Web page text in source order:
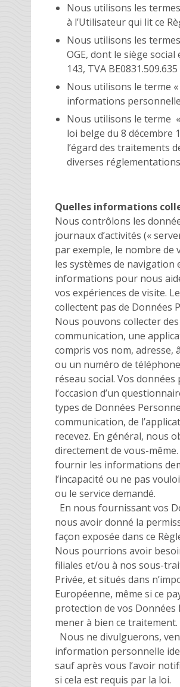
Nous utilisons les
à l’Utilisateur qui lit ce
Nous utilisons les
OGE, dont le siège social
143, TVA
Nous utilisons le terme
informations
Nous utilisons le terme
loi belge du 8 décembre
l’égard des traitements
diverses
Quelles informations
Nous contrôlons les
journaux d’activités («
par exemple, le nombre de
les systèmes de
informations pour nous
vos expériences de visite.
collectent pas de Données
Nous pouvons collecter
communication, une
compris vos nom, adresse,
ou un numéro de
réseau social. Vos
l’occasion d’un
types de Données
communication, de
recevez. En général, nous
directement de vous-
fournir les informations
l’incapacité ou ne pas
ou le service demandé.
En nous fournissant vos
nous avoir donné la
façon exposée dans ce
Nous pourrions avoir
filiales et/ou à nos sous-
Privée, et situés dans
Européenne, même si ce
protection de vos
mener à bien ce traitement.
Nous ne divulguerons,
information personnelle
sauf après vous l’avoir
si cela est requis par la loi.